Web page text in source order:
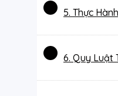
5. Thực
6. Quy Luật